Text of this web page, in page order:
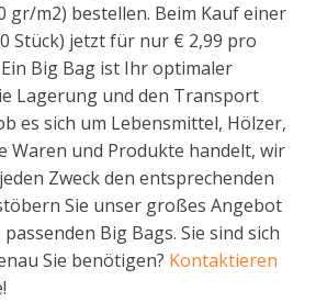
gr/m2) bestellen. Beim Kauf einer
Stück) jetzt für nur € 2,99 pro
Big Bag ist Ihr optimaler
Lagerung und den Transport
es sich um Lebensmittel, Hölzer,
Waren und Produkte handelt, wir
Zweck den entsprechenden
Sie unser großes Angebot
Big Bags. Sie sind sich
Sie benötigen? Kontaktieren